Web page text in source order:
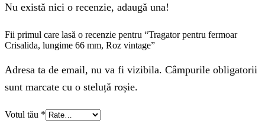
Nu există nici o recenzie, adaugă una!
Fii primul care lasă o recenzie pentru “Tragator pentru fermoar
Crisalida, lungime 66 mm, Roz vintage”
Adresa ta de email, nu va fi vizibila. Câmpurile obligatorii
sunt marcate cu o steluță roșie.
Votul tău *